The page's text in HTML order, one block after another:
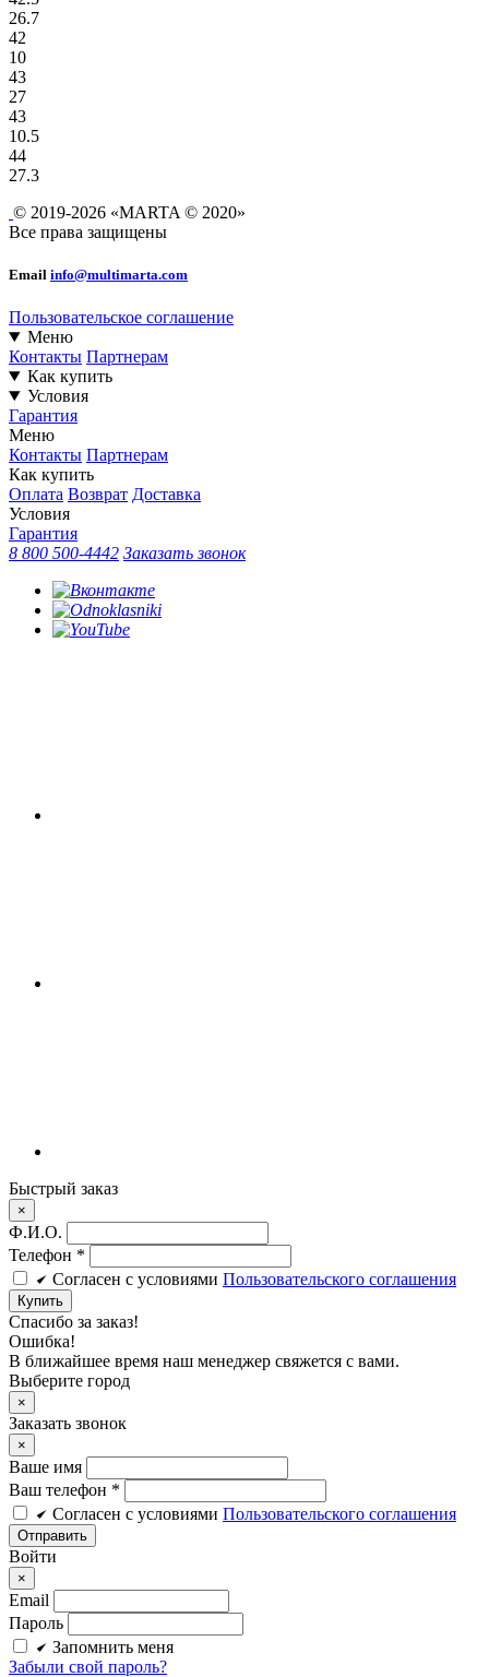
26.7
42
10
43
27
43
10.5
44
27.3
© 2019-2026 «MARTA © 2020»
Все права защищены
Email info@multimarta.com
Пользовательское соглашение
Меню
Контакты Партнерам
Как купить
Условия
Гарантия
Меню
Контакты Партнерам
Как купить
Оплата Возврат Доставка
Условия
Гарантия
8 800 500-4442 Заказать звонок
Быстрый заказ
×
Ф.И.О.
Телефон *
Cогласен c условиями Пользовательского соглашения
Купить
Спасибо за заказ!
Ошибка!
В ближайшее время наш менеджер свяжется с вами.
Выберите город
×
Заказать звонок
×
Ваше имя
Ваш телефон *
Cогласен c условиями Пользовательского соглашения
Войти
×
Email
Пароль
Запомнить меня
Забыли свой пароль?